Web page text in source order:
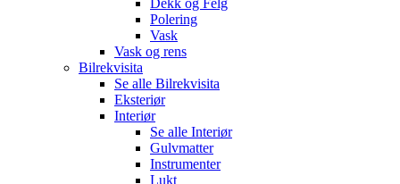
Polering
Vask
Vask og rens
Bilrekvisita
Se alle Bilrekvisita
Eksteriør
Interiør
Se alle Interiør
Gulvmatter
Instrumenter
Lukt